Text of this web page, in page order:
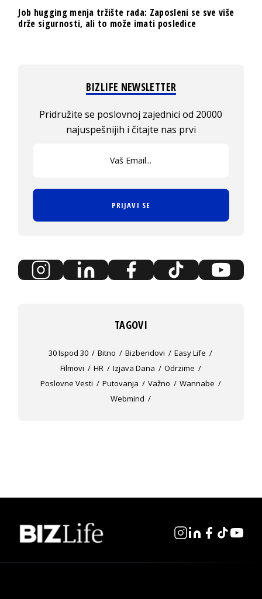
Job hugging menja tržište rada: Zaposleni se sve više
drže sigurnosti, ali to može imati posledice
BIZLIFE NEWSLETTER
Pridružite se poslovnoj zajednici od 20000
najuspešnijih i čitajte nas prvi
PRIJAVI SE
TAGOVI
30 Ispod 30 Bitno Bizbendovi
Easy Life
Filmovi
HR Izjava Dana
Odrzime
Poslovne Vesti
Putovanja Važno
Wannabe
Webmind